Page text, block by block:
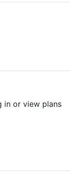
in or view plans